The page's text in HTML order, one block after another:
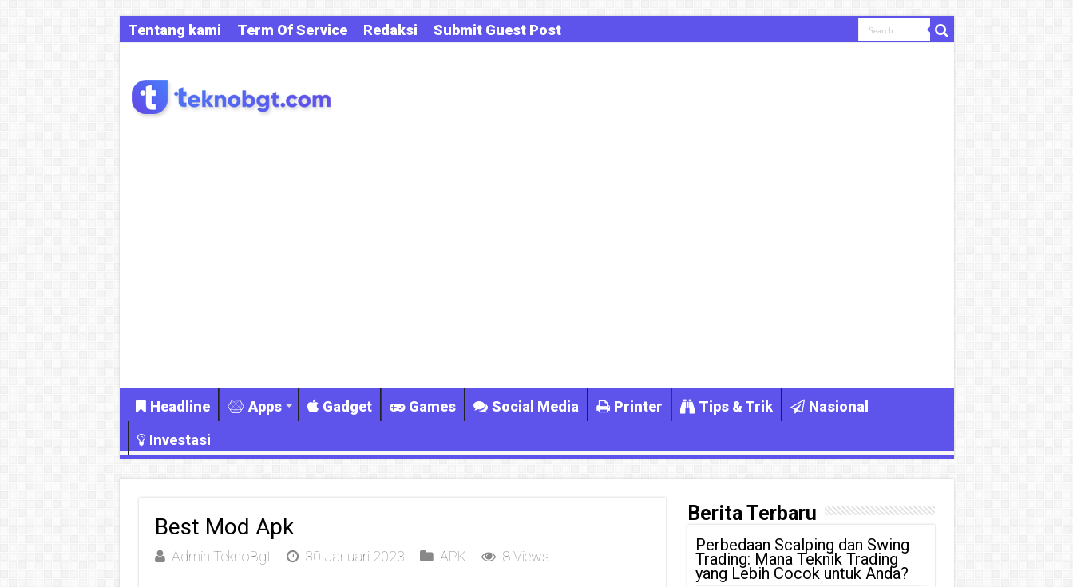
Tentang kami Term Of Service Redaksi Submit Guest Post
Headline Apps Gadget Games Social Media Printer Tips & Trik
Nasional
Investasi
Best Mod Apk
Admin TeknoBgt 30 Januari 2023 APK 8 Views
Berita Terbaru
Perbedaan Scalping dan Swing
Trading: Mana Teknik Trading
yang Lebih Cocok untuk Anda?